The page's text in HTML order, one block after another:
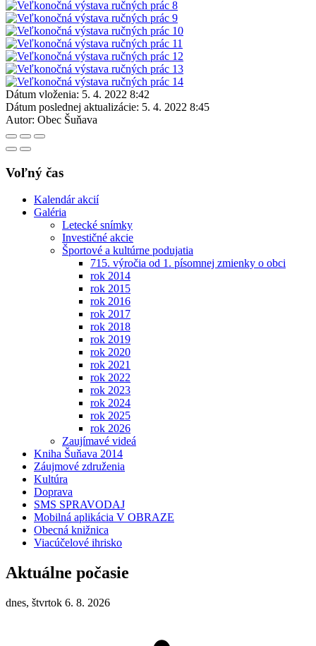
Dátum vloženia: 5. 4. 2022 8:42
Dátum poslednej aktualizácie: 5. 4. 2022 8:45
Autor: Obec Šuňava
Voľný čas
Kalendár akcií
Galéria
Letecké snímky
Investičné akcie
Športové a kultúrne podujatia
715. výročia od 1. písomnej zmienky o obci
rok 2014
rok 2015
rok 2016
rok 2017
rok 2018
rok 2019
rok 2020
rok 2021
rok 2022
rok 2023
rok 2024
rok 2025
rok 2026
Zaujímavé videá
Kniha Šuňava 2014
Záujmové združenia
Kultúra
Doprava
SMS SPRAVODAJ
Mobilná aplikácia V OBRAZE
Obecná knižnica
Viacúčelové ihrisko
Aktuálne počasie
dnes, štvrtok 6. 8. 2026